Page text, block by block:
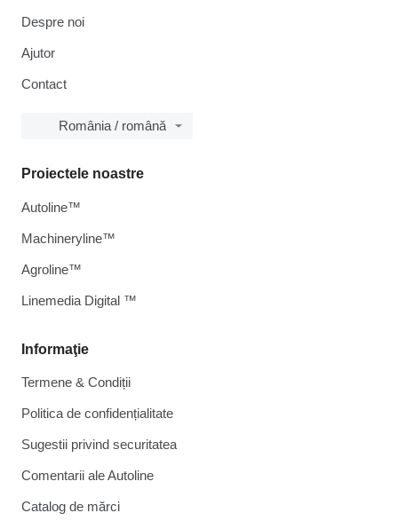
Despre noi
Ajutor
Contact
România / română
Informaţie
Termene & Condiții
Politica de confidențialitate
Sugestii privind securitatea
Comentarii ale Autoline
Catalog de mărcі
Proiectele noastre
Autoline™
Machineryline™
Agroline™
Linemedia Digital ™